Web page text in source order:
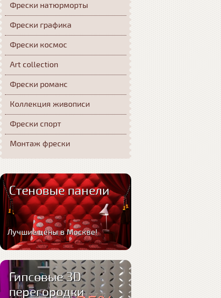
Фрески натюрморты
Фрески графика
Фрески космос
Art collection
Фрески романс
Коллекция живописи
Фрески спорт
Монтаж фрески
Стеновые панели
Лучшие цены в Москве!
Гипсовые 3D
перегородки